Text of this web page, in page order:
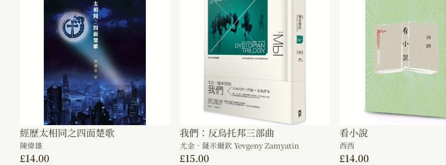
經歷太相同之四面楚歌
陳偉雄
£14.00
我們：反烏托邦三部曲
尤金．薩米爾欽 Yevgeny Zamyatin
£15.00
看小說
西西
£14.00